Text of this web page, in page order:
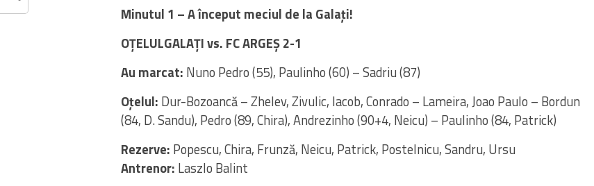
Minutul 1 – A început meciul de la Galați!
OȚELULGALAȚI vs. FC ARGEȘ 2-1
Au marcat: Nuno Pedro (55), Paulinho (60) – Sadriu (87)
Oțelul: Dur-Bozoancă – Zhelev, Zivulic, Iacob, Conrado – Lameira, Joao Paulo – Bordun
(84, D. Sandu), Pedro (89, Chira), Andrezinho (90+4, Neicu) – Paulinho (84, Patrick)
Rezerve: Popescu, Chira, Frunză, Neicu, Patrick, Postelnicu, Sandru, Ursu
Antrenor: Laszlo Balint